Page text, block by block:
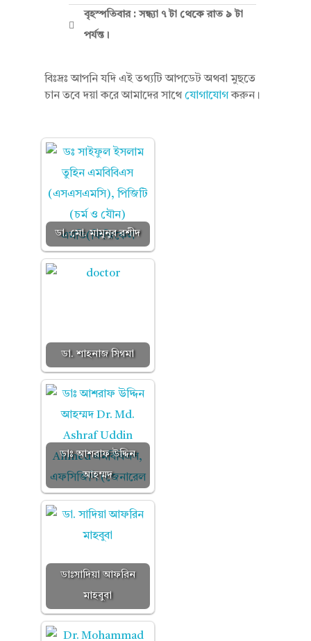
বৃহস্পতিবার : সন্ধ্যা ৭ টা থেকে রাত ৯ টা
পর্যন্ত।
বিঃদ্রঃ আপনি যদি এই তথ্যটি আপডেট অথবা মুছতে
চান তবে দয়া করে আমাদের সাথে যোগাযোগকরুন।
ডা. মো. মামুনুর রশীদ
ডা. শাহনাজ সিগমা
ডাঃ আশরাফ উদ্দিন
আহম্মদ
ডাঃসাদিয়া আফরিন
মাহবুবা